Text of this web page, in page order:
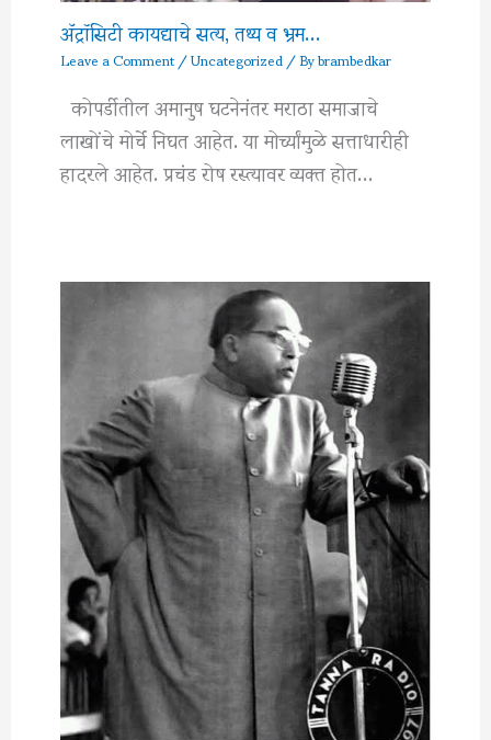
अ‍ॅट्रॉसिटी कायद्याचे सत्य, तथ्य व भ्रम…
Leave a Comment/Uncategorized/ Bybrambedkar
कोपर्डीतील अमानुष घटनेनंतर मराठा समाजाचे
लाखोंचे मोर्चे निघत आहेत. या मोर्च्यांमुळे सत्ताधारीही
हादरले आहेत. प्रचंड रोष रस्त्यावर व्यक्त होत…